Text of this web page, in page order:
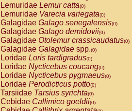
Lemuridae Lemur catta(0)
Lemuridae Varecia variegata(0)
Galagidae Galago senegalensis(0)
Galagidae Galago demidovii(0)
Galagidae Otolemur crassicaudatus(0)
Galagidae Galagidae spp.(0)
Loridae Loris tardigradus(0)
Loridae Nycticebus coucang(0)
Loridae Nycticebus pygmaeus(0)
Loridae Perodicticus potto(0)
Tarsiidae Tarsius syrichta(0)
Cebidae Callimico goeldii(0)